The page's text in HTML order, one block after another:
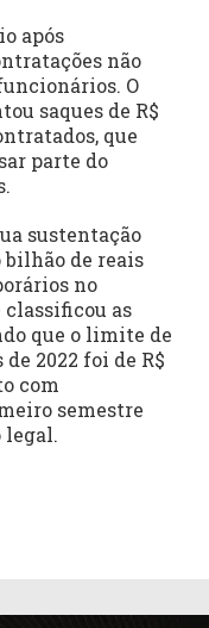
após
não
O
saques de R$
que
parte do
sustentação
bilhão de reais
no
classificou as
que o limite de
2022 foi de R$
com
semestre
legal.